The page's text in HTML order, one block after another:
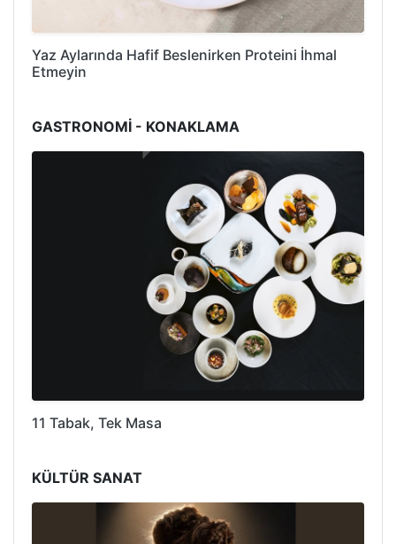
Yaz Aylarında Hafif Beslenirken Proteini İhmal
Etmeyin
GASTRONOMİ - KONAKLAMA
11 Tabak, Tek Masa
KÜLTÜR SANAT